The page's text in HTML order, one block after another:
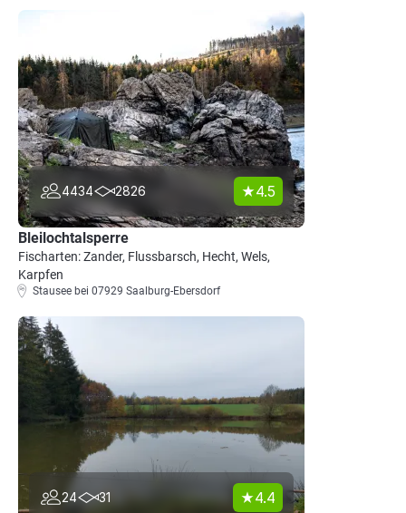
4434 2826 4.5
Bleilochtalsperre
Fischarten: Zander, Flussbarsch, Hecht, Wels,
Karpfen
Stausee bei 07929 Saalburg-Ebersdorf
24 31 4.4